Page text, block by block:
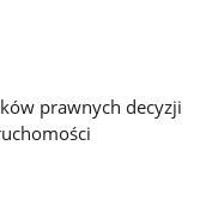
prawnych decyzji